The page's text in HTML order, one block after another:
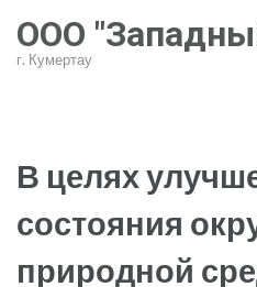
содержимому
ООО
г. Кумертау
В целях
состояния
природной